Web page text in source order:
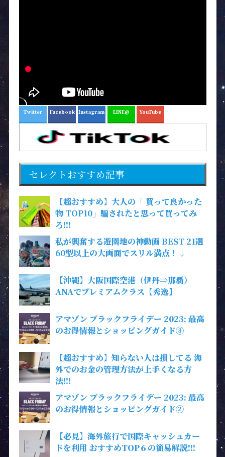
Twitter Facebook Instagram LINE@ YouTube
セレクトおすすめ記事
【超おすすめ】大人の「 買って良かった
物 TOP10」騙されたと思って買ってみ
ろ!!!
私が興奮する遊園地の神動画 BEST 21選
60型以上の大画面でスリル満点！↓
【沖縄】大阪国際空港（伊丹⇒那覇）
ANAでプレミアムクラス【秀逸】
アマゾン ブラックフライデー 2023: 最高
のお得情報とショッピングガイド③
【超おすすめ】知らない人は損してる 海
外でのお金の管理方法が上手くなる方
法!!!
アマゾン ブラックフライデー 2023: 最高
のお得情報とショッピングガイド②
【必見】海外旅行で国際キャッシュカー
ドを利用 おすすめTOP６の簡易解説!!!